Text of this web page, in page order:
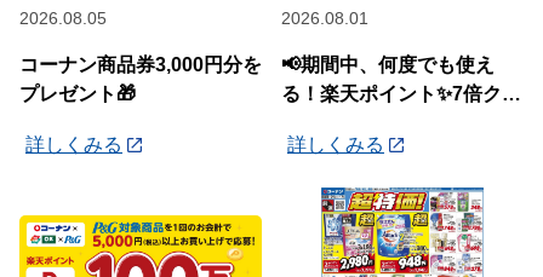
2026.08.05
コーナン商品券3,000円分を
プレゼント🎁
詳しくみる
2026.08.01
📢期間中、何度でも使え
る！楽天ポイント✨7倍クー
詳しくみる